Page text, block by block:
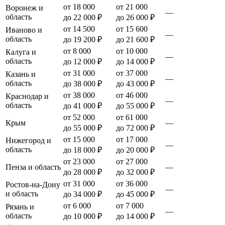
Воронеж и
область
от 18 000
до 22 000 ₽
от 21 000
до 26 000 ₽
—
Иваново и
область
от 14 500
до 19 200 ₽
от 15 600
до 21 600 ₽
—
Калуга и
область
от 8 000
до 12 000 ₽
от 10 000
до 14 000 ₽
—
Казань и
область
от 31 000
до 38 000 ₽
от 37 000
до 43 000 ₽
—
Краснодар и
область
от 38 000
до 41 000 ₽
от 46 000
до 55 000 ₽
—
Крым
от 52 000
до 55 000 ₽
от 61 000
до 72 000 ₽
—
Нижегород и
область
от 15 000
до 18 000 ₽
от 17 000
до 20 000 ₽
—
Пенза и область
от 23 000
до 28 000 ₽
от 27 000
до 32 000 ₽
—
Ростов-на-Дону
и область
от 31 000
до 34 000 ₽
от 36 000
до 45 000 ₽
—
Рязань и
область
от 6 000
до 10 000 ₽
от 7 000
до 14 000 ₽
—